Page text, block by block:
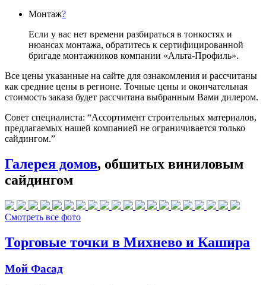
Монтаж?
Если у вас нет времени разбираться в тонкостях и
нюансах монтажа, обратитесь к сертифицированной
бригаде монтажников компании «Альта-Профиль».
Все цены указанные на сайте для ознакомления и рассчитаны
как средние цены в регионе. Точные цены и окончательная
стоимость заказа будет рассчитана выбранным Вами дилером.
Совет специалиста: “Ассортимент строительных материалов,
предлагаемых нашей компанией не ограничивается только
сайдингом.”
Галерея домов, обшитых виниловым
сайдингом
Смотреть все фото
Торговые точки в Михнево и Кашира
Мой Фасад